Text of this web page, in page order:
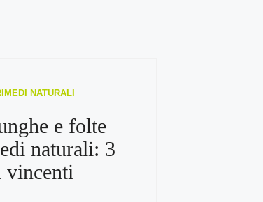
NATURALI
e folte
naturali: 3
vincenti